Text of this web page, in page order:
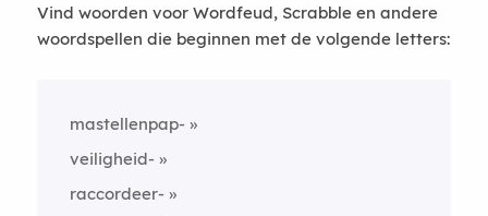
Vind woorden voor Wordfeud, Scrabble en andere
woordspellen die beginnen met de volgende letters:
mastellenpap-
veiligheid-
raccordeer-